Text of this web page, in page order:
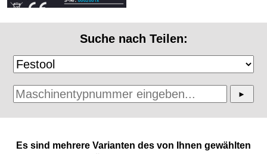
Suche nach Teilen:
Es sind mehrere Varianten des von Ihnen gewählten